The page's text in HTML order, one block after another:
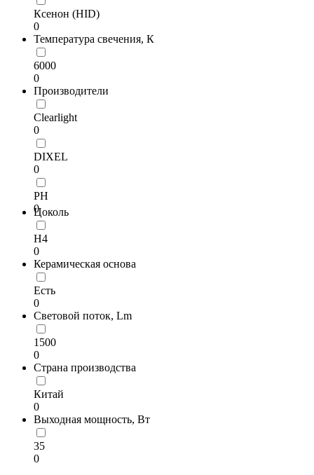
Ксенон (HID)
0
Температура свечения, К
6000
0
Производители
Clearlight
0
DIXEL
0
PH
0
Цоколь
H4
0
Керамическая основа
Есть
0
Световой поток, Lm
1500
0
Страна производства
Китай
0
Выходная мощность, Вт
35
0